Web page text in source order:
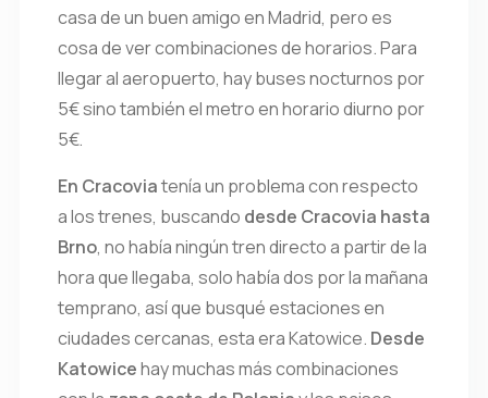
casa de un buen amigo en Madrid, pero es
cosa de ver combinaciones de horarios. Para
llegar al aeropuerto, hay buses nocturnos por
5€ sino también el metro en horario diurno por
5€.
En Cracoviatenía un problema con respecto
a los trenes, buscando desde Cracovia hasta
Brno, no había ningún tren directo a partir de la
hora que llegaba, solo había dos por la mañana
temprano, así que busqué estaciones en
ciudades cercanas, esta era Katowice. Desde
Katowicehay muchas más combinaciones